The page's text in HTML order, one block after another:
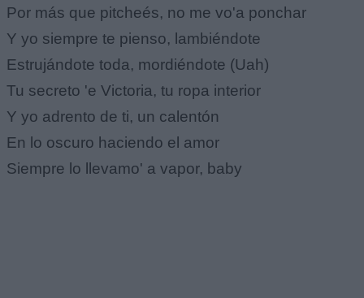
Por más que pitcheés, no me vo'a ponchar
Y yo siempre te pienso, lambiéndote
Estrujándote toda, mordiéndote (Uah)
Tu secreto 'e Victoria, tu ropa interior
Y yo adrento de ti, un calentón
En lo oscuro haciendo el amor
Siempre lo llevamo' a vapor, baby